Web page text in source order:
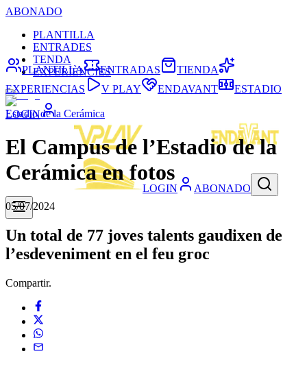
ABONADO
PLANTILLA
ENTRADES
TENDA
EXPERIÈNCIES
LOGIN
LOGIN ABONADO
PLANTILLA ENTRADAS
TIENDA
EXPERIENCIAS
V PLAY ENDAVANT ESTADIO
Estadio de la Cerámica
El Campus de l’Estadio de la
Cerámica en fotos
05/07/2024
Un total de 77 joves talents gaudixen de
l’esdeveniment en el feu groc
Compartir.